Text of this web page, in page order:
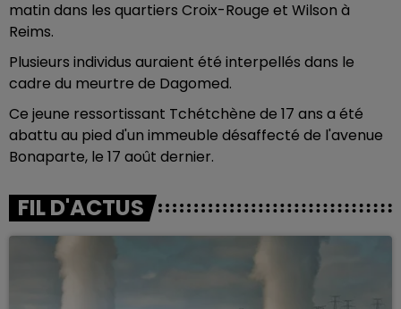
matin dans les quartiers Croix-Rouge et Wilson à
Reims.
Plusieurs individus auraient été interpellés dans le
cadre du meurtre de Dagomed.
Ce jeune ressortissant Tchétchène de 17 ans a été
abattu au pied d'un immeuble désaffecté de l'avenue
Bonaparte, le 17 août dernier.
FIL D'ACTUS